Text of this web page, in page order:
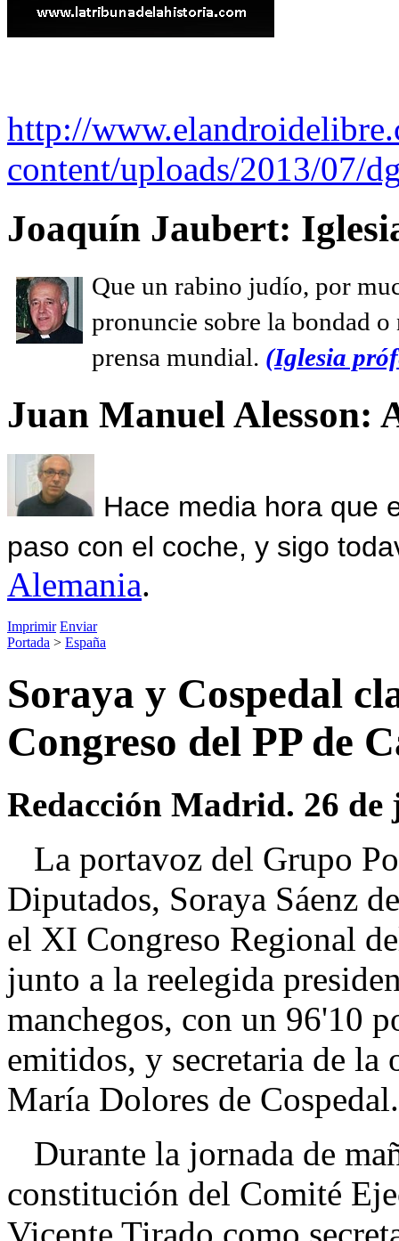
http://
content/uploads/2013/07/
Joaquín Jaubert:
Que un rabino judío, por
pronuncie sobre la bondad
prensa mundial. (Iglesia
Juan Manuel Alesson:
Hace media hora que
paso con el coche, y sigo
Alemania.
Imprimir Enviar
Portada > España
Soraya y Cospedal
Congreso del PP de
Redacción Madrid. 26 de
La portavoz del Grupo
Diputados, Soraya Sáenz
el XI Congreso Regional
junto a la reelegida
manchegos, con un 96'10
emitidos, y secretaria de
María Dolores de Cospedal.
Durante la jornada de
constitución del Comité